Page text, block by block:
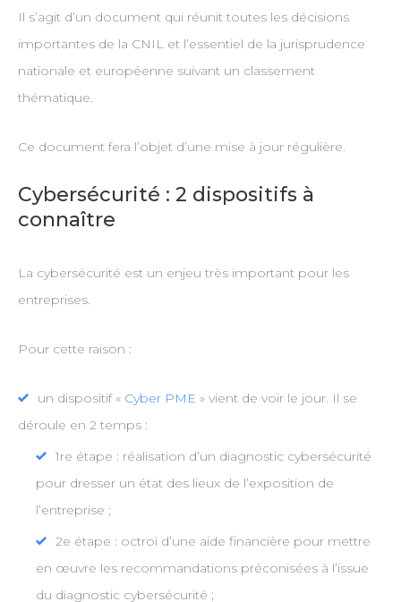
Il s’agit d’un document qui réunit toutes les décisions
importantes de la CNIL et l’essentiel de la jurisprudence
nationale et européenne suivant un classement
thématique.
Ce document fera l’objet d’une mise à jour régulière.
Cybersécurité : 2 dispositifs à
connaître
La cybersécurité est un enjeu très important pour les
entreprises.
Pour cette raison :
un dispositif « Cyber PME » vient de voir le jour. Il se
déroule en 2 temps :
1re étape : réalisation d’un diagnostic cybersécurité
pour dresser un état des lieux de l’exposition de
l’entreprise ;
2e étape : octroi d’une aide financière pour mettre
en œuvre les recommandations préconisées à l’issue
du diagnostic cybersécurité ;